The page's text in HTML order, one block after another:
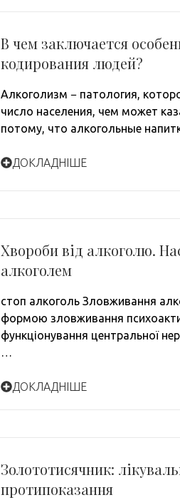
В чем заключается
кодирования людей?
Алкоголизм − патология,
число населения, чем может
потому, что алкогольные
ДОКЛАДНІШЕ
Хвороби від алкоголю.
алкоголем
стоп алкоголь Зловживання
формою зловживання
функціонування центральної
…
ДОКЛАДНІШЕ
Золототисячник:
протипоказання